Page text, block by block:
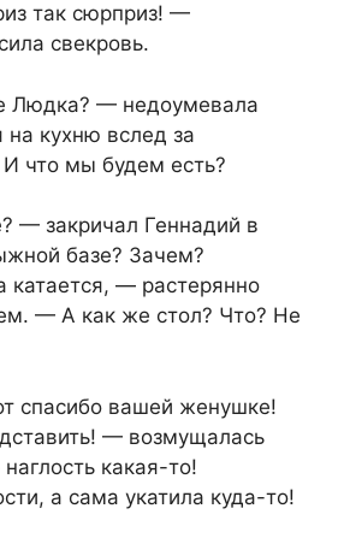
так сюрприз! —
свекровь.
Людка? — недоумевала
на кухню вслед за
что мы будем есть?
— закричал Геннадий в
базе? Зачем?
катается, — растерянно
— А как же стол? Что? Не
спасибо вашей женушке!
— возмущалась
какая-то!
а сама укатила куда-то!